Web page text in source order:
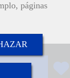
páginas